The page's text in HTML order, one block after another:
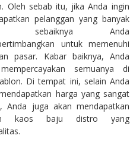
Oleh sebab itu, jika Anda ingin
pelanggan yang banyak
sebaiknya Anda
untuk memenuhi
pasar. Kabar baiknya, Anda
semuanya di
Di tempat ini, selain Anda
harga yang sangat
Anda juga akan mendapatkan
kaos baju distro yang